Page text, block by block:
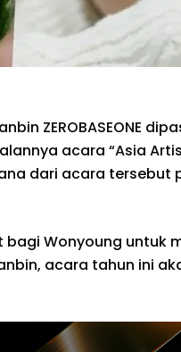
ZEROBASEONE
acara “Asia
dari acara tersebut
Wonyoung untuk
acara tahun ini